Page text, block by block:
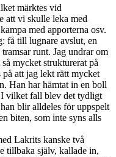
märktes vid
att vi skulle leka med
med apporterna osv.
få till lugnare avslut, en
runt. Jag undrar om
mycket strukturerat på
på att jag lekt rätt mycket
Han har hämtat in en boll
I vilket fall blev det tydligt
blir alldeles för uppspelt
biten, som inte syns alls
Lakrits kanske två
tillbaka själv, kallade in,